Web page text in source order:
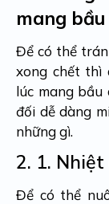
mang
Để có thể
xong chết thì
lúc mang bầu
đối dễ dàng
những gì.
2. 1. Nhiệt
Để có thể